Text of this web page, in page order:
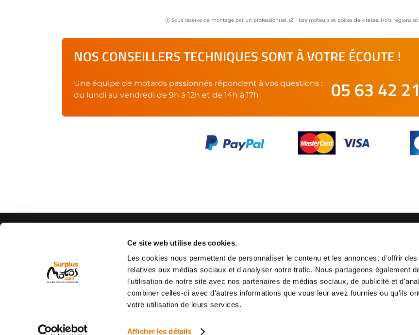
Ce site web utilise des cookies.
Les cookies nous permettent de personnaliser le contenu et les annonces, d'offrir
relatives aux médias sociaux et d'analyser notre trafic. Nous partageons également
l'utilisation de notre site avec nos partenaires de médias sociaux, de publicité et
combiner celles-ci avec d'autres informations que vous leur avez fournies ou qu'ils
votre utilisation de leurs services.
Afficher les détails
(1) Sous réserve de montage par un professionnel. (2) Hors moteurs et boîtes de vitesse. Hors régions
NOS CONSEILLERS TECHNIQUES SONT À VOTRE ÉCOUTE !
Une équipe de motards passionnés répondent à vos questions :
du lundi au vendredi de 9h à 12h et de 14h à 17h
05 63 42
AIDE
Qui sommes nous
Retour produit
CONTACTEZ-NOUS
Par e-mail :Cliquez ici
Par téléphone :
05 63 42 21 24
(coût d'un appel local)
SUIVEZ-NOUS